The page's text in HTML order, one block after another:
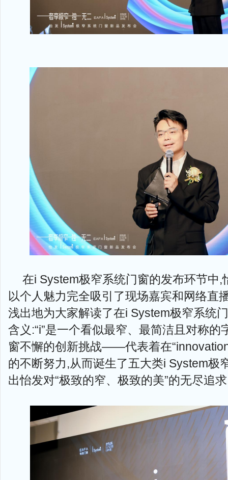
在i System极窄系统门窗的发布环节中,
以个人魅力完全吸引了现场嘉宾和网络直
浅出地为大家解读了在i System极窄系统
含义:“i”是一个看似最窄、最简洁且对称的
窗不懈的创新挑战——代表着在
的不断努力,从而诞生了五大类i System极
出怡发对“极致的窄、极致的美”的无尽追